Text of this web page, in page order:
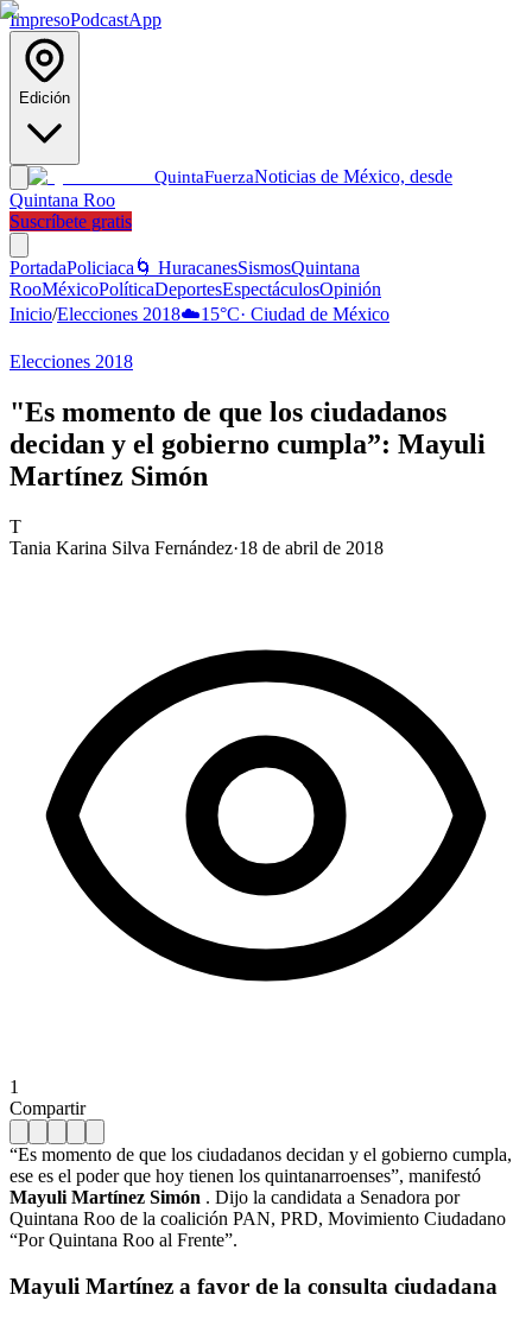
ImpresoPodcastApp
Edición
QuintaFuerzaNoticias de México, desde
Quintana Roo
Suscríbete gratis
PortadaPoliciaca 🌀 HuracanesSismosQuintana
RooMéxicoPolíticaDeportesEspectáculosOpinión
Inicio/Elecciones 2018☁️15°C· Ciudad de México
Elecciones 2018
"Es momento de que los ciudadanos
decidan y el gobierno cumpla”: Mayuli
Martínez Simón
T
Tania Karina Silva Fernández·18 de abril de 2018
1
Compartir
“Es momento de que los ciudadanos decidan y el gobierno cumpla,
ese es el poder que hoy tienen los quintanarroenses”, manifestó
Mayuli Martínez Simón . Dijo la candidata a Senadora por
Quintana Roo de la coalición PAN, PRD, Movimiento Ciudadano
“Por Quintana Roo al Frente”.
Mayuli Martínez a favor de la consulta ciudadana